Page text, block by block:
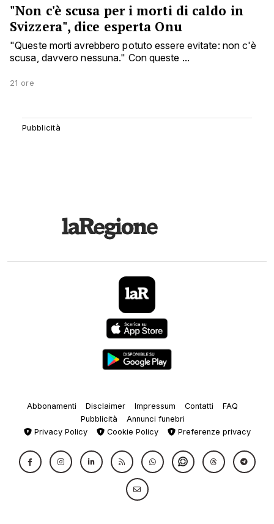
"Non c'è scusa per i morti di caldo in
Svizzera", dice esperta Onu
"Queste morti avrebbero potuto essere evitate: non c'è
scusa, davvero nessuna." Con queste ...
21 ore
Abbonamenti Disclaimer Impressum Contatti
FAQ
Pubblicità
Annunci funebri
Privacy Policy
Cookie Policy Preferenze privacy